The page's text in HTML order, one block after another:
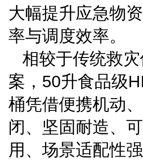
大幅提升应急物
率与调度效率。
相较于传统救
案， 50升食品级
桶凭借便携机动
闭、坚固耐造、
用、场景适配性